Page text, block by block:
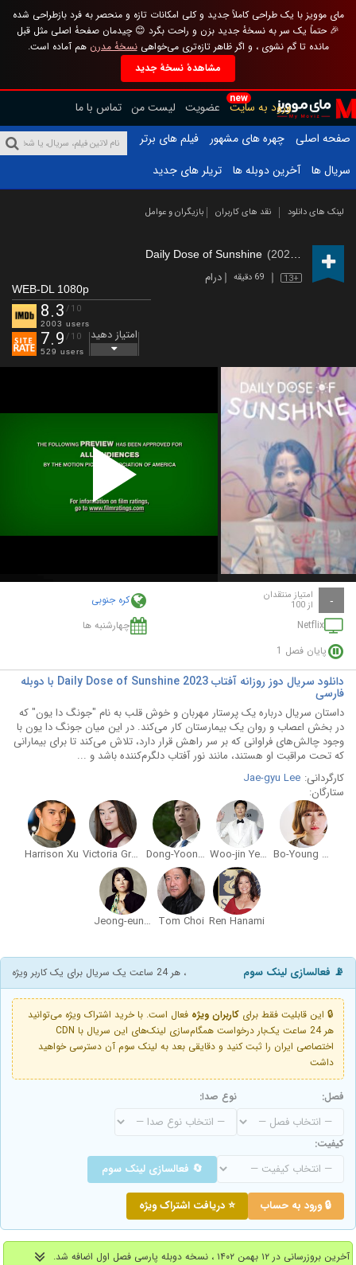
مای موویز با یک طراحی کاملاً جدید و کلی امکانات تازه و منحصر به فرد بازطراحی شده
🎉 حتماً یک سر به نسخهٔ جدید بزن و راحت بگرد 😊 چیدمان صفحهٔ اصلی مثل قبل
مانده تا گم نشوی ، و اگر ظاهر تازه‌تری می‌خواهینسخهٔ مدرن هم آماده است.
مشاهدهٔ نسخهٔ جدید
new
ورود به سایت عضویت لیست من تماس با ما
صفحه اصلی
چهره های مشهور
فیلم های برتر
سریال ها
آخرین دوبله ها تریلر های جدید
لینک های دانلود نقد های کاربران بازیگران و عوامل
Daily Dose of Sunshine (2023 – )
13+ 69 دقیقه درام
WEB-DL 1080p
8.3 /10
2003 users
7.9 /10
529 users
امتیاز دهید
Play
Video
- امتیاز منتقدان
از 100
کره جنوبی
Netflix
چهارشنبه ها
پایان فصل 1
دانلود سریال دوز روزانه آفتاب Daily Dose of Sunshine 2023 با دوبله
فارسی
داستان سریال درباره یک پرستار مهربان و خوش قلب به نام "جونگ دا یون" که
در بخش اعصاب و روان یک بیمارستان کار می‌کند. در این میان جونگ دا یون با
وجود چالش‌های فراوانی که بر سر راهش قرار دارد، تلاش می‌کند تا برای بیمارانی
که تحت مراقبت او هستند، مانند نور آفتاب دلگرم‌کننده باشد و ...
کارگردانی: Jae-gyu Lee
ستارگان:
Bo-Young Park
Woo-jin Yeon
Dong-Yoon Jang
Victoria Grace
Harrison Xu
Ren Hanami
Tom Choi
Jeong-eun Lee
📡 فعالسازی لینک سوم ، هر 24 ساعت یک سریال برای یک کاربر ویژه
🔒 این قابلیت فقط برای کاربران ویژه فعال است. با خرید اشتراک ویژه می‌توانید
هر 24 ساعت یک‌بار درخواست همگام‌سازی لینک‌های این سریال با CDN
اختصاصی ایران را ثبت کنید و دقایقی بعد به لینک سوم آن دسترسی خواهید
داشت
فصل: نوع صدا:
کیفیت:
🔄 فعالسازی لینک سوم
🔒 ورود به حساب ⭐ دریافت اشتراک ویژه
آخرین بروزرسانی در ۱۲ بهمن ۱۴۰۲ ، نسخه دوبله پارسی فصل اول اضافه شد.